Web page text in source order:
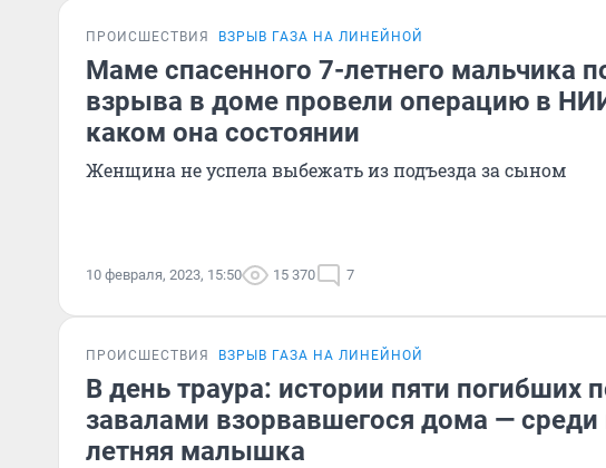
ПРОИСШЕСТВИЯ ВЗРЫВ ГАЗА НА ЛИНЕЙНОЙ
Маме спасенного 7-летнего мальчика
взрыва в доме провели операцию в
каком она состоянии
Женщина не успела выбежать из подъезда за сыном
10 февраля, 2023, 15:50 15 370 7
ПРОИСШЕСТВИЯ ВЗРЫВ ГАЗА НА ЛИНЕЙНОЙ
В день траура: истории пяти погибших
завалами взорвавшегося дома — среди
летняя малышка